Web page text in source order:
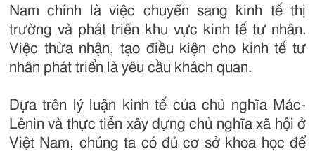
Nam chính là việc chuyển sang kinh tế thị
trường và phát triển khu vực kinh tế tư nhân.
Việc thừa nhận, tạo điều kiện cho kinh tế tư
nhân phát triển là yêu cầu khách quan.
Dựa trên lý luận kinh tế của chủ nghĩa Mác-
Lênin và thực tiễn xây dựng chủ nghĩa xã hội ở
Việt Nam, chúng ta có đủ cơ sở khoa học để